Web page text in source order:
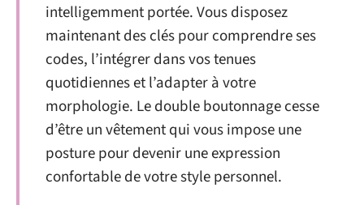
intelligemment portée. Vous disposez
maintenant des clés pour comprendre ses
codes, l’intégrer dans vos tenues
quotidiennes et l’adapter à votre
morphologie. Le double boutonnage cesse
d’être un vêtement qui vous impose une
posture pour devenir une expression
confortable de votre style personnel.